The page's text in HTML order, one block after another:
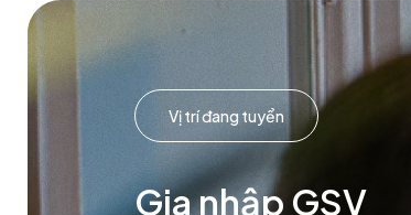
Vị trí đang tuyển
Gia nhập GSV